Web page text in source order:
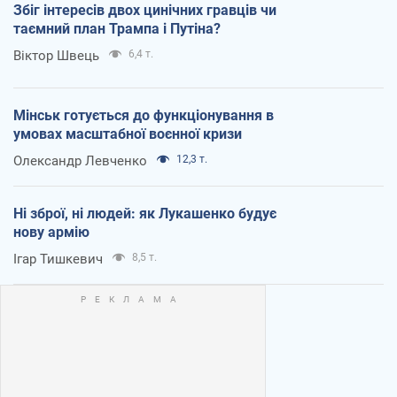
Збіг інтересів двох цинічних гравців чи
таємний план Трампа і Путіна?
Віктор Швець 6,4 т.
Мінськ готується до функціонування в
умовах масштабної воєнної кризи
Олександр Левченко 12,3 т.
Ні зброї, ні людей: як Лукашенко будує
нову армію
Ігар Тишкевич 8,5 т.